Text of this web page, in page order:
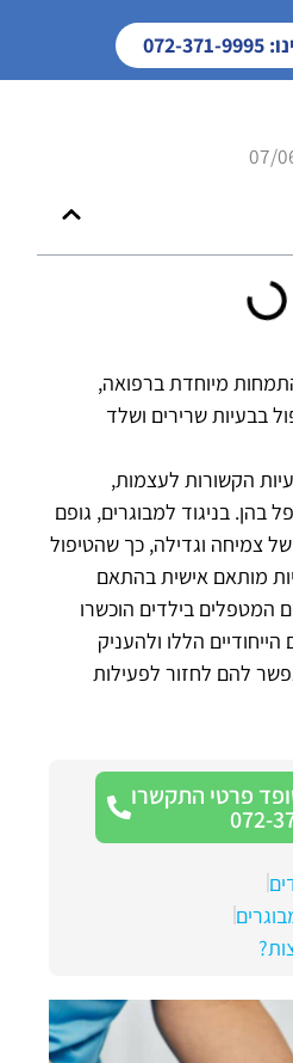
9995
מיוחדת ברפואה,
בבעיות שרירים ושלד
הקשורות לעצמות,
בהן. בניגוד למבוגרים, גופם
צמיחה וגדילה, כך שהטיפול
מותאם אישית בהתאם
המטפלים בילדים הוכשרו
הללו ולהעניק
להם לחזור לפעילות
פרטי התקשרו
072-